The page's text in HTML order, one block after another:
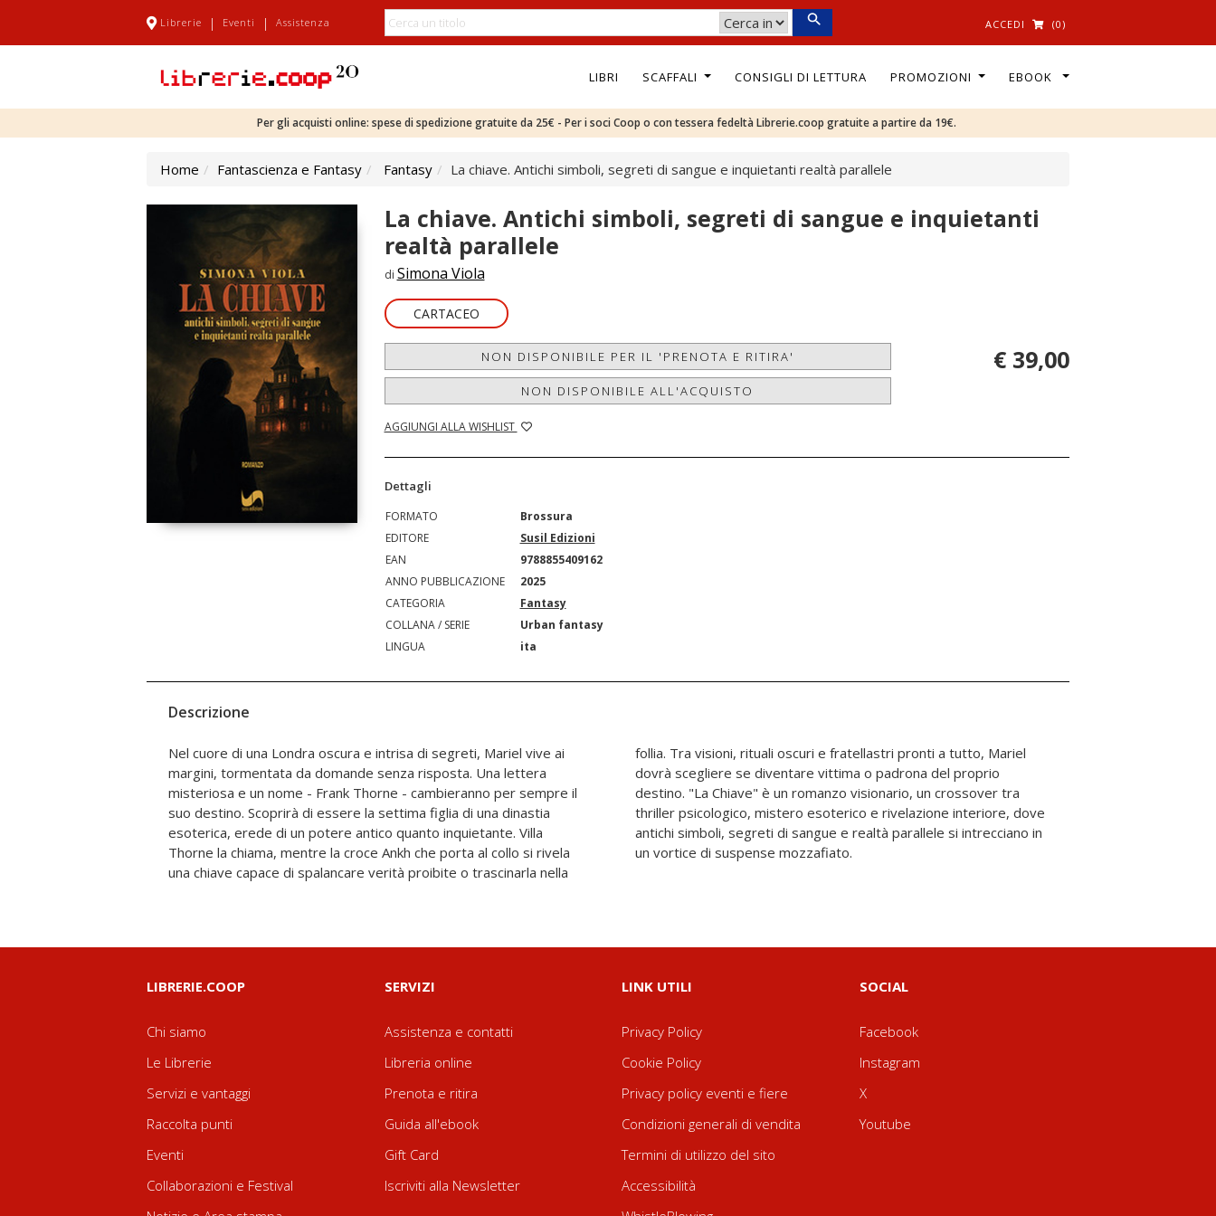
Librerie | Eventi | Assistenza ACCEDI (0)
LIBRI SCAFFALI CONSIGLI DI LETTURA PROMOZIONI EBOOK
Per gli acquisti online: spese di spedizione gratuite da 25€ - Per i soci Coop o con tessera fedeltà Librerie.coop gratuite a partire da 19€.
Home Fantascienza e Fantasy Fantasy La chiave. Antichi simboli, segreti di sangue e inquietanti realtà parallele
La chiave. Antichi simboli, segreti di sangue e inquietanti
realtà parallele
di Simona Viola
CARTACEO
NON DISPONIBILE PER IL 'PRENOTA E RITIRA'
NON DISPONIBILE ALL'ACQUISTO
AGGIUNGI ALLA WISHLIST
€ 39,00
Dettagli
FORMATO
Brossura
EDITORE
Susil Edizioni
EAN
9788855409162
ANNO PUBBLICAZIONE
2025
CATEGORIA
Fantasy
COLLANA / SERIE
Urban fantasy
LINGUA
ita
Descrizione
Nel cuore di una Londra oscura e intrisa di segreti, Mariel vive ai
margini, tormentata da domande senza risposta. Una lettera
misteriosa e un nome - Frank Thorne - cambieranno per sempre il
suo destino. Scoprirà di essere la settima figlia di una dinastia
esoterica, erede di un potere antico quanto inquietante. Villa
Thorne la chiama, mentre la croce Ankh che porta al collo si rivela
una chiave capace di spalancare verità proibite o trascinarla nella
follia. Tra visioni, rituali oscuri e fratellastri pronti a tutto, Mariel
dovrà scegliere se diventare vittima o padrona del proprio
destino. "La Chiave" è un romanzo visionario, un crossover tra
thriller psicologico, mistero esoterico e rivelazione interiore, dove
antichi simboli, segreti di sangue e realtà parallele si intrecciano in
un vortice di suspense mozzafiato.
LIBRERIE.COOP
Chi siamo
Le Librerie
Servizi e vantaggi
Raccolta punti
Eventi
Collaborazioni e Festival
SERVIZI
Assistenza e contatti
Libreria online
Prenota e ritira
Guida all'ebook
Gift Card
Iscriviti alla Newsletter
LINK UTILI
Privacy Policy
Cookie Policy
Privacy policy eventi e fiere
Condizioni generali di vendita
Termini di utilizzo del sito
Accessibilità
SOCIAL
Facebook
Instagram
X
Youtube